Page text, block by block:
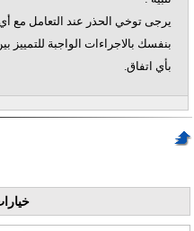
يرجى توخي الحذر عند التعامل مع
بنفسك بالاجراءات الواجبة للتمييز
بأي اتفاق.